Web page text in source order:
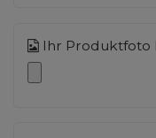
Ihr Produktfoto